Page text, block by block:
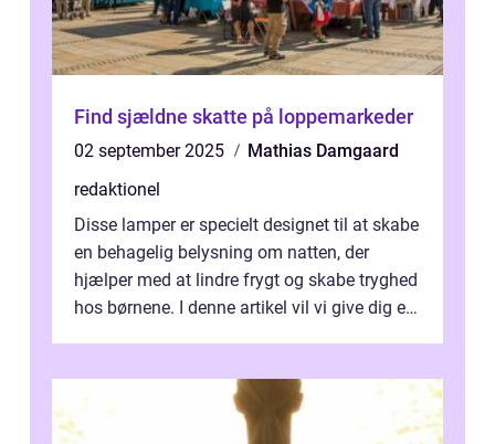
Find sjældne skatte på loppemarkeder
02 september 2025
Mathias Damgaard
redaktionel
Disse lamper er specielt designet til at skabe
en behagelig belysning om natten, der
hjælper med at lindre frygt og skabe tryghed
hos børnene. I denne artikel vil vi give dig en